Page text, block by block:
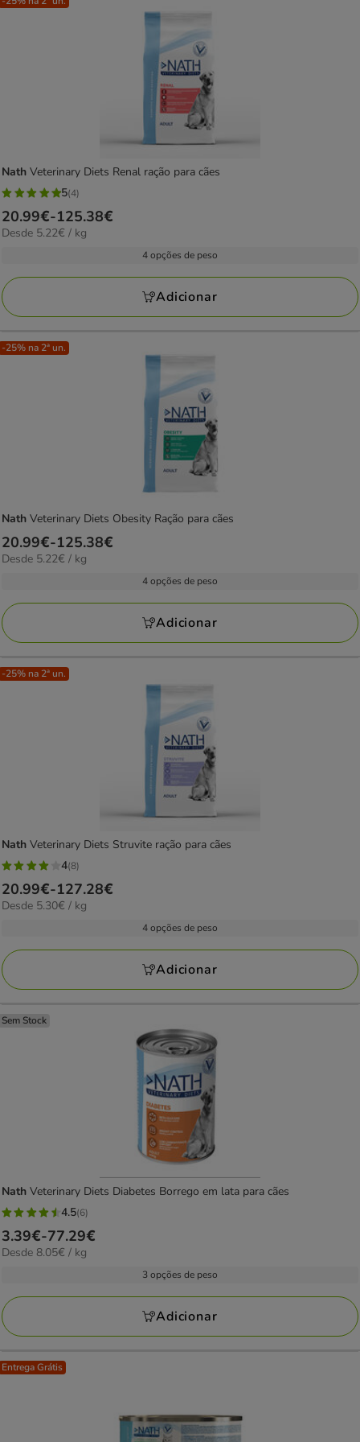
Nath Veterinary Diets Renal ração para cães
5
estrelas
com
avaliações
5(4)
Preço
de
125.38€
20.99€-125.38€
5.22€
Desde 5.22€ / kg
4 opções de peso
Adicionar
-25% na 2ª un.
Nath Veterinary Diets Obesity Ração para cães
Preço
de
125.38€
20.99€-125.38€
5.22€
Desde 5.22€ / kg
4 opções de peso
Adicionar
-25% na 2ª un.
Nath Veterinary Diets Struvite ração para cães
4
estrelas
com
avaliações
4(8)
Preço
de
127.28€
20.99€-127.28€
5.30€
Desde 5.30€ / kg
4 opções de peso
Adicionar
Sem Stock
Nath Veterinary Diets Diabetes Borrego em lata para cães
4.5
estrelas
com
avaliações
4.5(6)
Preço
de
77.29€
3.39€-77.29€
8.05€
Desde 8.05€ / kg
3 opções de peso
Adicionar
Entrega Grátis